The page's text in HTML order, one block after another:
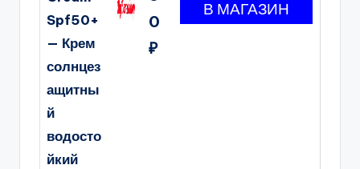
Spf50+
— Крем
солнцез
ащитны
й
водосто
йкий
0
₽